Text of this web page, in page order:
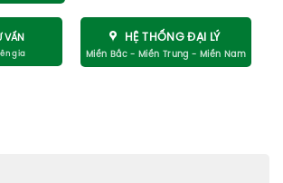
VẤN HỆ THỐNG ĐẠI LÝ